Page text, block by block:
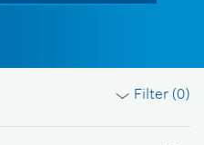
Filter (0)